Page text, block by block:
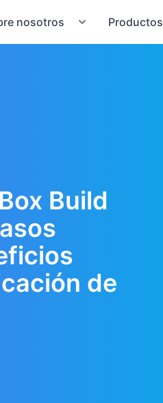
nosotros Productos
Build
de